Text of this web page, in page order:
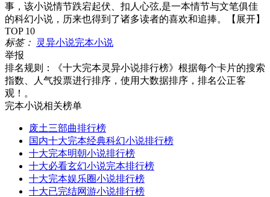
事，该小说情节跌宕起伏、扣人心弦,是一本情节与文笔俱佳
的科幻小说，历来也得到了诸多读者的喜欢和追捧。
【展开】
TOP 10
标签：
灵异小说完本小说
举报
排名规则：
《十大完本灵异小说排行榜》根据每个卡片的搜索
指数、人气投票进行排序，使用大数据排序，排名公正客
观！。
完本小说相关榜单
废土三部曲排行榜
国内十大完本经典科幻小说排行榜
十大完本明朝小说排行榜
十大必看玄幻小说完本排行榜
十大完本娱乐圈小说排行榜
十大已完结网游小说排行榜